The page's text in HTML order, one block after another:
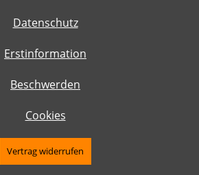
Datenschutz
Erstinformation
Beschwerden
Cookies
Vertrag widerrufen